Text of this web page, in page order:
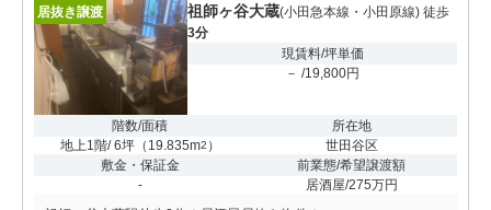
居抜き譲渡 祖師ヶ谷大蔵(小田急本線・小田原線) 徒歩
3分
現賃料/坪単価
－ /19,800円
階数/面積
地上1階/ 6坪（ 19.835m2 ）
所在地
世田谷区
敷金・保証金
-
前業態/希望譲渡額
居酒屋/275万円